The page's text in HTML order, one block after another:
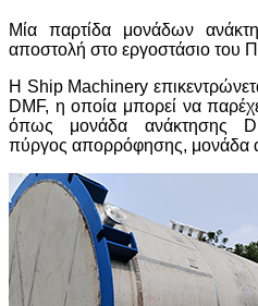
Μία παρτίδα μονάδων
αποστολή στο εργοστάσιο του
Η Ship Machinery
DMF, η οποία μπορεί να
όπως μονάδα ανάκτησης
πύργος απορρόφησης, μονάδα